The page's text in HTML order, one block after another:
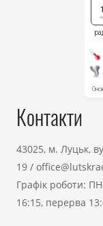
Контакти
43025, м. Луцьк,
19 /
Графік роботи:
16:15, перерва